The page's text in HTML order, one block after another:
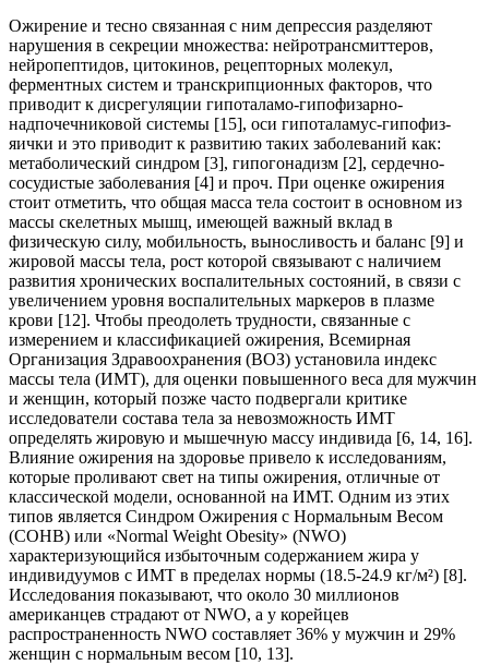
Ожирение и тесно связанная с ним депрессия разделяют
нарушения в секреции множества: нейротрансмиттеров,
нейропептидов, цитокинов, рецепторных молекул,
ферментных систем и транскрипционных факторов, что
приводит к дисрегуляции гипоталамо-гипофизарно-
надпочечниковой системы [15], оси гипоталамус-гипофиз-
яички и это приводит к развитию таких заболеваний как:
метаболический синдром [3], гипогонадизм [2], сердечно-
сосудистые заболевания [4] и проч. При оценке ожирения
стоит отметить, что общая масса тела состоит в основном из
массы скелетных мышц, имеющей важный вклад в
физическую силу, мобильность, выносливость и баланс [9] и
жировой массы тела, рост которой связывают с наличием
развития хронических воспалительных состояний, в связи с
увеличением уровня воспалительных маркеров в плазме
крови [12]. Чтобы преодолеть трудности, связанные с
измерением и классификацией ожирения, Всемирная
Организация Здравоохранения (ВОЗ) установила индекс
массы тела (ИМТ), для оценки повышенного веса для мужчин
и женщин, который позже часто подвергали критике
исследователи состава тела за невозможность ИМТ
определять жировую и мышечную массу индивида [6, 14, 16].
Влияние ожирения на здоровье привело к исследованиям,
которые проливают свет на типы ожирения, отличные от
классической модели, основанной на ИМТ. Одним из этих
типов является Синдром Ожирения с Нормальным Весом
(СОНВ) или «Normal Weight Obesity» (NWO)
характеризующийся избыточным содержанием жира у
индивидуумов с ИМТ в пределах нормы (18.5-24.9 кг/м²) [8].
Исследования показывают, что около 30 миллионов
американцев страдают от NWO, а у корейцев
распространенность NWO составляет 36% у мужчин и 29%
женщин с нормальным весом [10, 13].